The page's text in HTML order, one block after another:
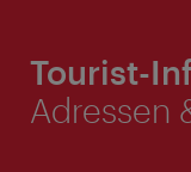
Tourist-
Adressen